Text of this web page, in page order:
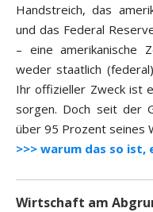
Handstreich, das
und das Federal
– eine amerikanische
weder staatlich
Ihr offizieller Zweck ist
sorgen. Doch seit der
über 95 Prozent seines
>>> warum das so ist,
Wirtschaft am